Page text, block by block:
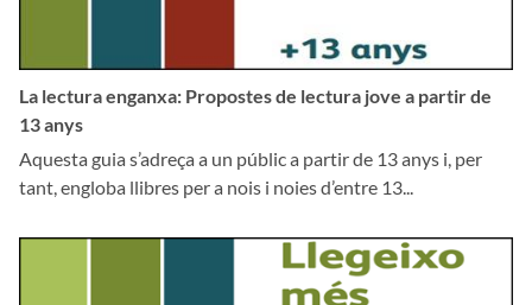
La lectura enganxa: Propostes de lectura jove a partir de
13 anys
Aquesta guia s’adreça a un públic a partir de 13 anys i, per
tant, engloba llibres per a nois i noies d’entre 13...